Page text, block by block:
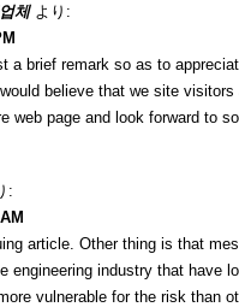
체 より:
a brief remark so as to
believe that we site
web page and look forward to
:
article. Other thing is that
engineering industry that have
vulnerable for the risk than